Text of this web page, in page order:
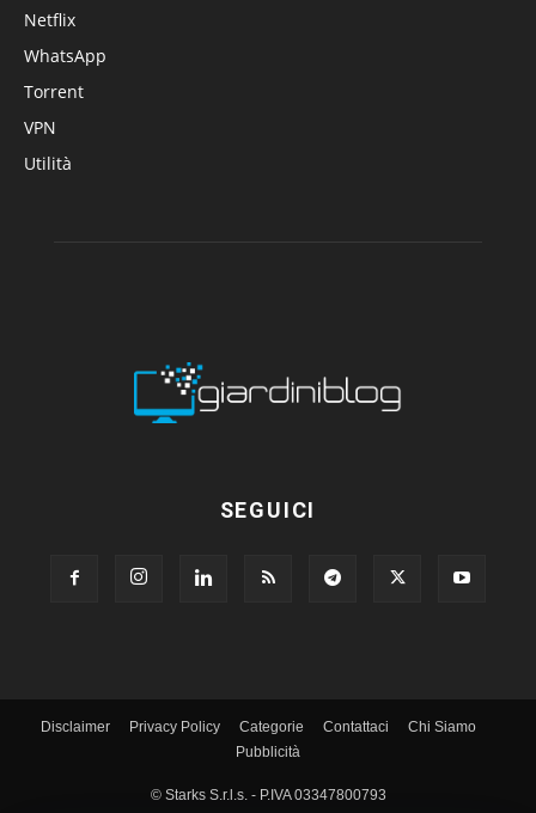
Netflix
WhatsApp
Torrent
VPN
Utilità
SEGUICI
Disclaimer Privacy Policy Categorie Contattaci
Chi Siamo
Pubblicità
© Starks S.r.l.s. - P.IVA 03347800793